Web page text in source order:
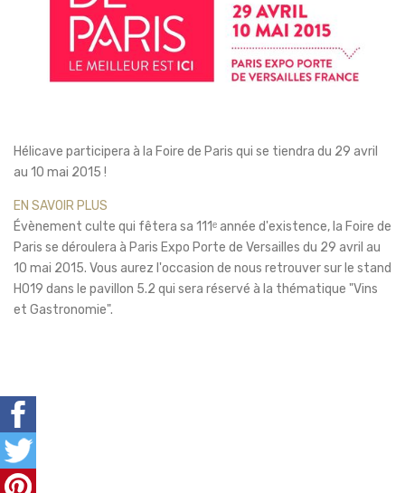
Hélicave participera à la Foire de Paris qui se tiendra du 29 avril
au 10 mai 2015 !
EN SAVOIR PLUS
Évènement culte qui fêtera sa 111ᵉ année d'existence, la Foire de
Paris se déroulera à Paris Expo Porte de Versailles du 29 avril au
10 mai 2015. Vous aurez l'occasion de nous retrouver sur le stand
H019 dans le pavillon 5.2 qui sera réservé à la thématique "Vins
et Gastronomie".